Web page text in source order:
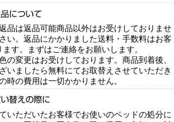
品は返品可能商品以外はお受けしておりませ
い。返品にかかりました送料・手数料はお客
す。まずはご連絡をお願いします。
の変更はお受けしております。商品到着後、
いましたら無料にてお取替えさせていただき
時の費用は一切かかりません。
いただいたお客様でお使いのベッドの処分に